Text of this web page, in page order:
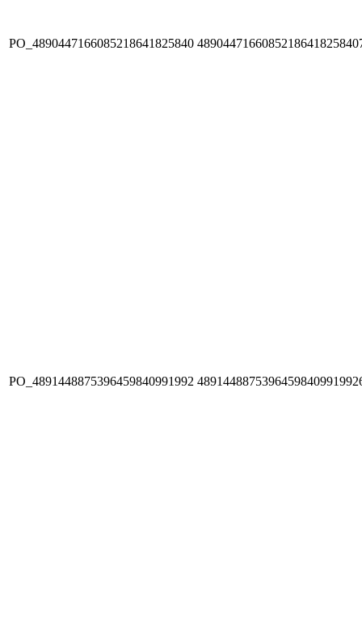
PO_4890447166085218641825840
PO_4891448875396459840991992